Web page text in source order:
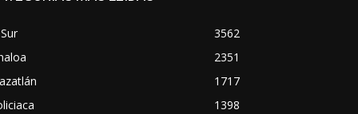
3562
2351
1717
1398